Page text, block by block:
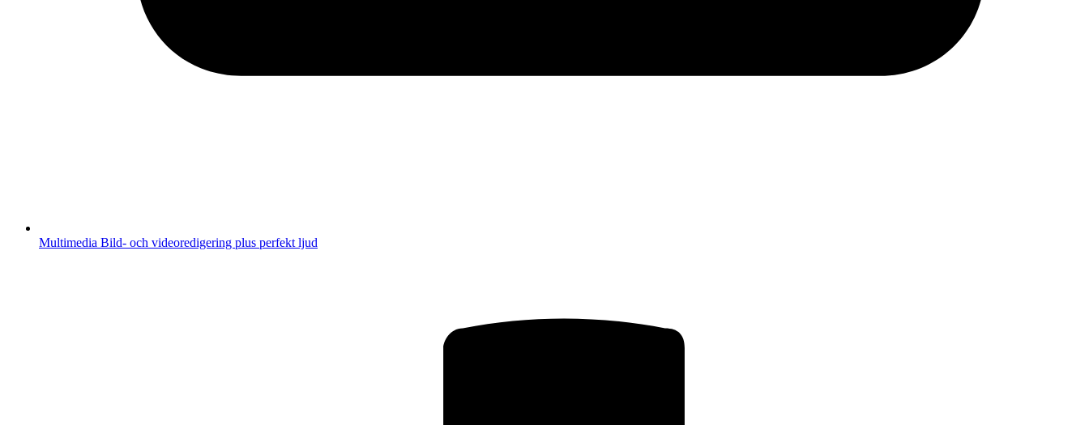
Multimedia Bild- och videoredigering plus perfekt ljud